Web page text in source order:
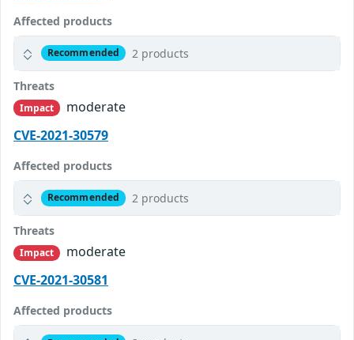
Affected products
Recommended 2 products
Threats
Impact
moderate
CVE-2021-30579
Affected products
Recommended 2 products
Threats
Impact
moderate
CVE-2021-30581
Affected products